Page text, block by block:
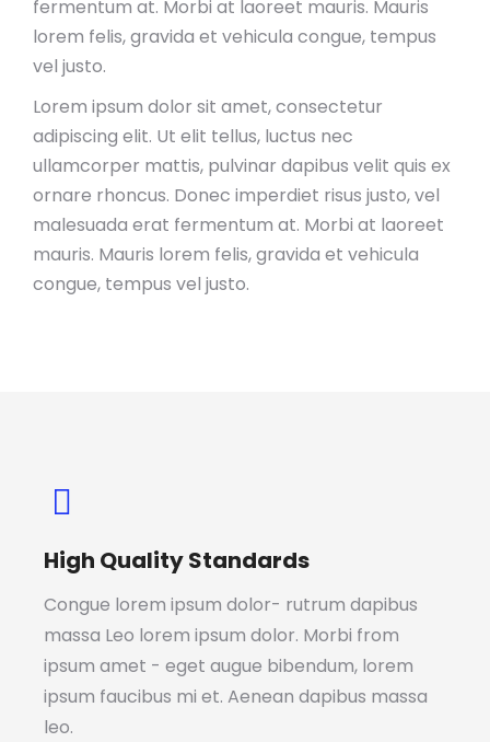
fermentum at. Morbi at laoreet mauris. Mauris
lorem felis, gravida et vehicula congue, tempus
vel justo.
Lorem ipsum dolor sit amet, consectetur
adipiscing elit. Ut elit tellus, luctus nec
ullamcorper mattis, pulvinar dapibus velit quis ex
ornare rhoncus. Donec imperdiet risus justo, vel
malesuada erat fermentum at. Morbi at laoreet
mauris. Mauris lorem felis, gravida et vehicula
congue, tempus vel justo.
High Quality Standards
Congue lorem ipsum dolor- rutrum dapibus
massa Leo lorem ipsum dolor. Morbi from
ipsum amet - eget augue bibendum, lorem
ipsum faucibus mi et. Aenean dapibus massa
leo.